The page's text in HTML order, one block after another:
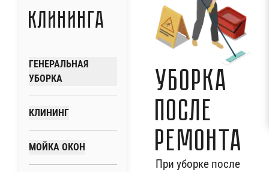
клининга
ГЕНЕРАЛЬНАЯ
УБОРКА
КЛИНИНГ
МОЙКА ОКОН
Уборка
после
ремонта
При уборке после